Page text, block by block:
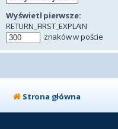
Wyświetl pierwsze:
RETURN_FIRST_EXPLAIN
znaków w poście
Strona główna